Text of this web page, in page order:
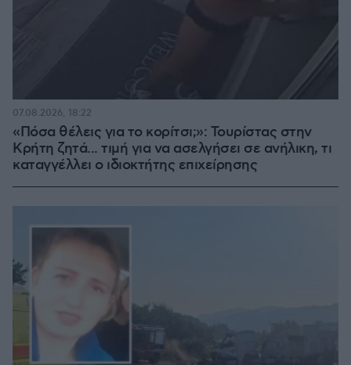
«Πόσα θέλεις για το κορίτσι;»: Τουρίστας στην
Κρήτη ζητά... τιμή για να ασελγήσει σε ανήλικη, τι
καταγγέλλει ο ιδιοκτήτης επιχείρησης
07.08.2026, 18:22